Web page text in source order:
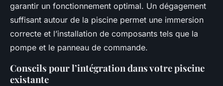
garantir un fonctionnement optimal. Un dégagement
suffisant autour de la piscine permet une immersion
correcte et l’installation de composants tels que la
pompe et le panneau de commande.
Conseils pour l’intégration dans votre piscine
existante